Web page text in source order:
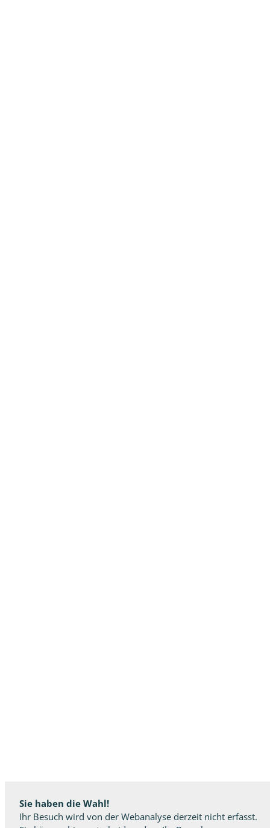
Sie haben die Wahl!
Ihr Besuch wird von der Webanalyse derzeit nicht erfasst.